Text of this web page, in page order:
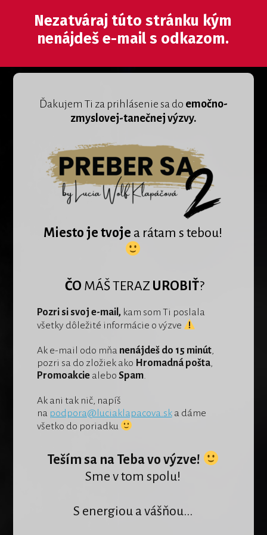
Nezatváraj túto stránku kým
nenájdeš e-mail s odkazom.
Ďakujem Ti za prihlásenie sa do emočno-
zmyslovej-tanečnej výzvy.
Miesto je tvoje a rátam s tebou!
ČO MÁŠ TERAZ UROBIŤ?
Pozri si svoj e-mail,kam som Ti poslala
všetky dôležité informácie o výzve
Ak e-mail odo mňa nenájdeš do 15 minút,
pozri sa do zložiek ako Hromadná pošta,
Promoakciealebo Spam.
Ak ani tak nič, napíš
na podpora@luciaklapacova.ska dáme
všetko do poriadku
Teším sa na Teba vo výzve!
Sme v tom spolu!
S energiou a vášňou...